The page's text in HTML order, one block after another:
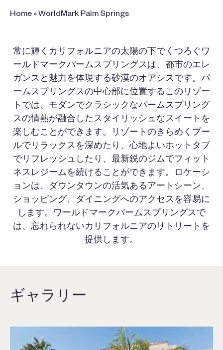
Home »WorldMark Palm Springs
常に輝くカリフォルニアの太陽の下でくつろぐワ
ールドマークパームスプリングスは、都市のエレ
ガンスと魅力を体現する砂漠のオアシスです。パ
ームスプリングスの中心部に位置するこのリゾー
トでは、モダンでクラシックなパームスプリング
スの情熱が融合したスタイリッシュなスイートを
楽しむことができます。リゾートのきらめくプー
ルでリラックスを深めたり、心地よいホットタブ
でリフレッシュしたり、最新鋭のジムでフィット
ネスレジームを続けることができます。ロケーシ
ョンは、ダウンタウンの活気あるアートシーン、
ショッピング、ダイニングへのアクセスを容易に
します。ワールドマークパームスプリングスで
は、忘れられないカリフォルニアのリトリートを
提供します。
ギャラリー